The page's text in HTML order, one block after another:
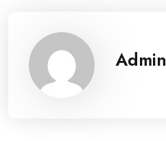
Admin